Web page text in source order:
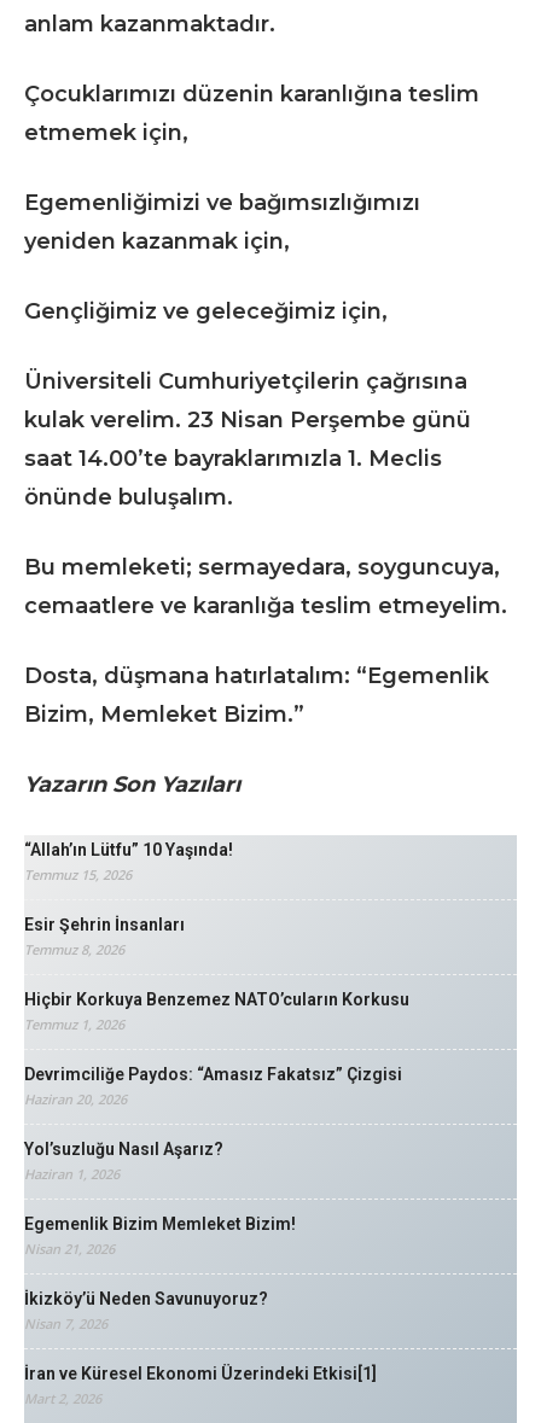
anlam kazanmaktadır.
Çocuklarımızı düzenin karanlığına teslim
etmemek için,
Egemenliğimizi ve bağımsızlığımızı
yeniden kazanmak için,
Gençliğimiz ve geleceğimiz için,
Üniversiteli Cumhuriyetçilerin çağrısına
kulak verelim. 23 Nisan Perşembe günü
saat 14.00’te bayraklarımızla 1. Meclis
önünde buluşalım.
Bu memleketi; sermayedara, soyguncuya,
cemaatlere ve karanlığa teslim etmeyelim.
Dosta, düşmana hatırlatalım: “Egemenlik
Bizim, Memleket Bizim.”
Yazarın Son Yazıları
“Allah’ın Lütfu” 10 Yaşında!
Temmuz 15, 2026
Esir Şehrin İnsanları
Temmuz 8, 2026
Hiçbir Korkuya Benzemez NATO’cuların Korkusu
Temmuz 1, 2026
Devrimciliğe Paydos: “Amasız Fakatsız” Çizgisi
Haziran 20, 2026
Yol’suzluğu Nasıl Aşarız?
Haziran 1, 2026
Egemenlik Bizim Memleket Bizim!
Nisan 21, 2026
İkizköy’ü Neden Savunuyoruz?
Nisan 7, 2026
İran ve Küresel Ekonomi Üzerindeki Etkisi[1]
Mart 2, 2026